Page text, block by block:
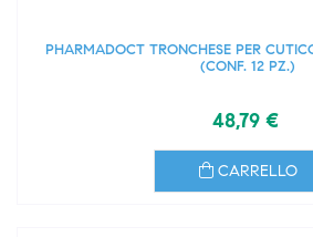
PHARMADOCT TRONCHESE PER
(CONF. 12 PZ.)
48,79 €
CARRELLO